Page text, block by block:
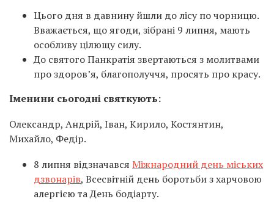
Цього дня в давнину йшли до лісу по чорницю.
Вважається, що ягоди, зібрані 9 липня, мають
особливу цілющу силу.
До святого Панкратія звертаються з молитвами
про здоров’я, благополуччя, просять про красу.
Іменини сьогодні святкують:
Олександр, Андрій, Іван, Кирило, Костянтин,
Михайло, Федір.
8 липня відзначався Міжнародний день міських
дзвонарів, Всесвітній день боротьби з харчовою
алергією та День бодіарту.